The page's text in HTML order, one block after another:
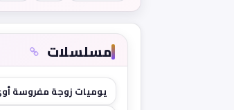
مسلسلات
يوميات زوجة مفروسة أوي 4